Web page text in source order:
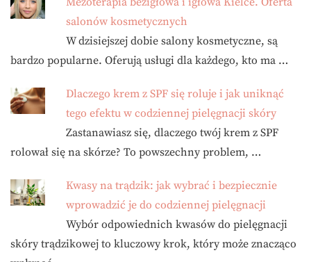
salonów kosmetycznych
W dzisiejszej dobie salony kosmetyczne, są
bardzo popularne. Oferują usługi dla każdego, kto ma …
Dlaczego krem z SPF się roluje i jak uniknąć
tego efektu w codziennej pielęgnacji skóry
Zastanawiasz się, dlaczego twój krem z SPF
rolował się na skórze? To powszechny problem, …
Kwasy na trądzik: jak wybrać i bezpiecznie
wprowadzić je do codziennej pielęgnacji
Wybór odpowiednich kwasów do pielęgnacji
skóry trądzikowej to kluczowy krok, który może znacząco